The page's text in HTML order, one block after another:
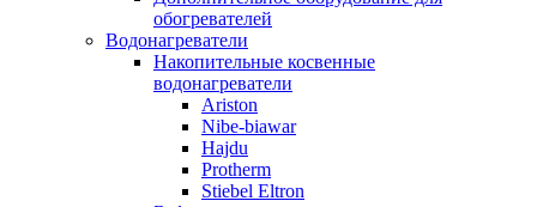
обогревателей
Водонагреватели
Накопительные косвенные
водонагреватели
Ariston
Nibe-biawar
Hajdu
Protherm
Stiebel Eltron